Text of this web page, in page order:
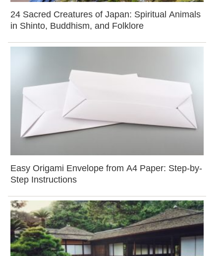
24 Sacred Creatures of Japan: Spiritual Animals
in Shinto, Buddhism, and Folklore
Easy Origami Envelope from A4 Paper: Step-by-
Step Instructions